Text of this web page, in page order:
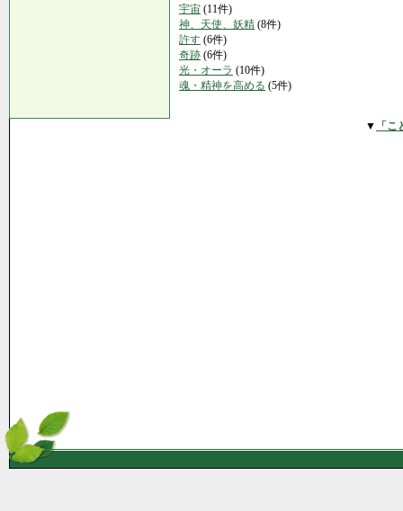
宇宙 (11件)
神、天使、妖精 (8件)
許す (6件)
奇跡 (6件)
光・オーラ (10件)
魂・精神を高める (5件)
▼ 「